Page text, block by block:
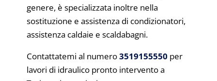
genere, è specializzata inoltre nella
sostituzione e assistenza di condizionatori,
assistenza caldaie e scaldabagni.
Contattatemi al numero3519155550 per
lavori di idraulico pronto intervento a